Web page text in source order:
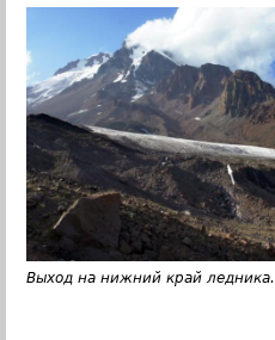
Выход на нижний край ледника.